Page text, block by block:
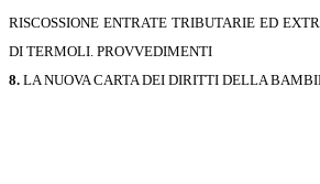
RISCOSSIONE ENTRATE TRIBUTARIE ED
DI TERMOLI. PROVVEDIMENTI
8. LA NUOVA CARTA DEI DIRITTI DELLA